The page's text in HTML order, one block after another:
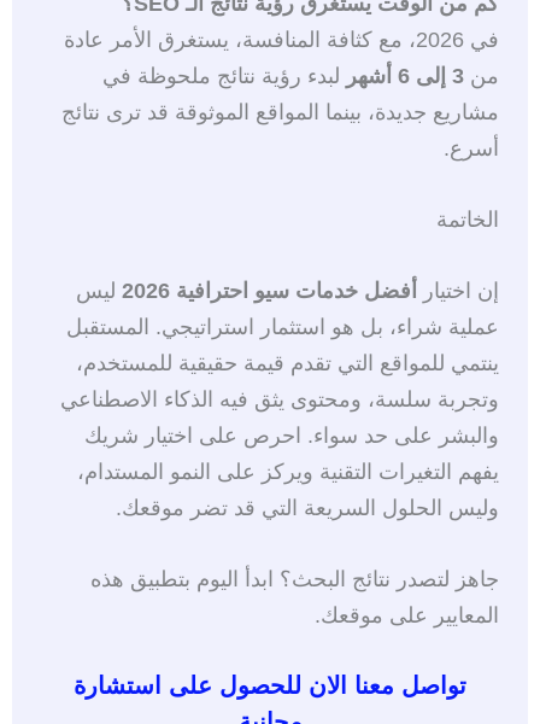
في 2026، مع كثافة المنافسة، يستغرق الأمر عادة
من 3 إلى 6 أشهر
لبدء رؤية نتائج ملحوظة في
مشاريع جديدة، بينما المواقع الموثوقة قد ترى نتائج
أسرع.
الخاتمة
إن اختيار أفضل خدمات سيو احترافية 2026
ليس
عملية شراء، بل هو استثمار استراتيجي. المستقبل
ينتمي للمواقع التي تقدم قيمة حقيقية للمستخدم،
وتجربة سلسة، ومحتوى يثق فيه الذكاء الاصطناعي
والبشر على حد سواء. احرص على اختيار شريك
يفهم التغيرات التقنية ويركز على النمو المستدام،
وليس الحلول السريعة التي قد تضر موقعك.
جاهز لتصدر نتائج البحث؟ ابدأ اليوم بتطبيق هذه
المعايير على موقعك.
تواصل معنا الان للحصول على استشارة